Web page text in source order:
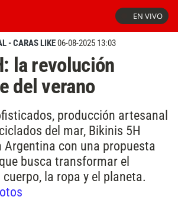
EN VIVO
- CARAS LIKE06-08-2025 13:03
la revolución
del verano
producción artesanal
del mar, Bikinis 5H
Argentina con una propuesta
busca transformar el
la ropa y el planeta.